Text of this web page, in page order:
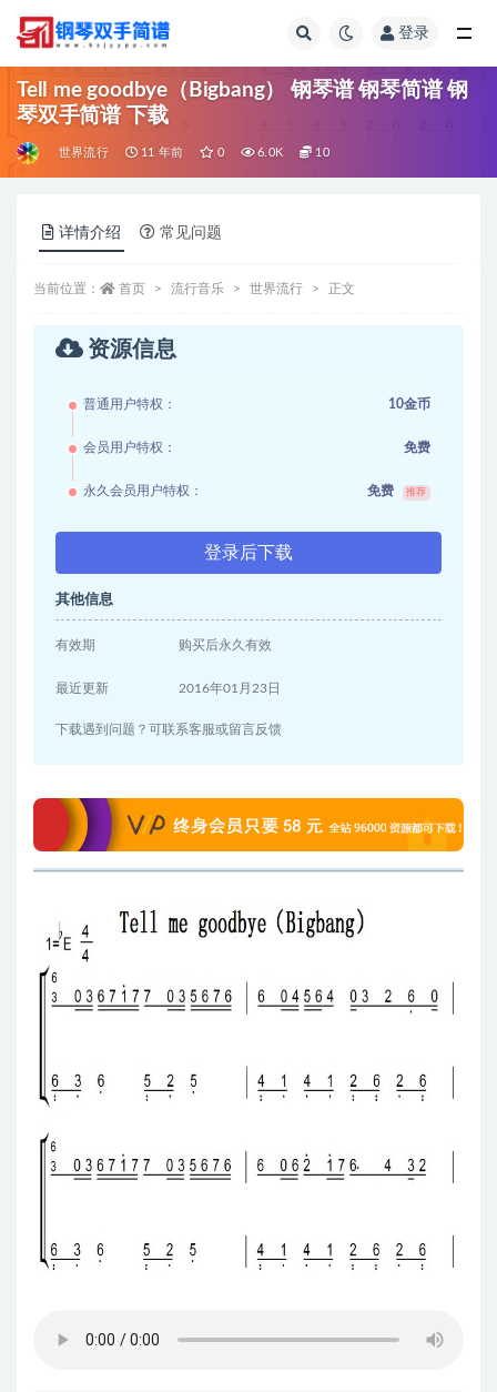
登录
Tell me goodbye（Bigbang） 钢琴谱 钢琴简谱 钢
琴双手简谱 下载
世界流行 11 年前 0 6.0K 10
详情介绍 常见问题
当前位置： 首页 流行音乐 世界流行 正文
资源信息
普通用户特权： 10金币
会员用户特权： 免费
永久会员用户特权： 免费 推荐
登录后下载
其他信息
有效期 购买后永久有效
最近更新 2016年01月23日
下载遇到问题？可联系客服或留言反馈